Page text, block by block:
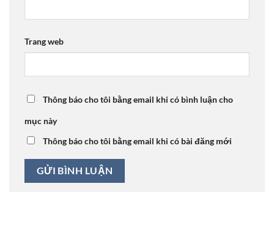
Trang web
Thông báo cho tôi bằng email khi có bình luận cho
mục này
Thông báo cho tôi bằng email khi có bài đăng mới